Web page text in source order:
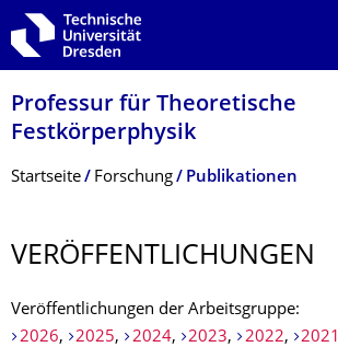
Zur Hauptnavigation springen
Zur Suche springen
Zum Inhalt springen
Professur für Theoretische
Festkörperphysik
Breadcrumb-Menü
Startseite Forschung Publikationen
VERÖFFENTLI­CHUNGEN
Veröffentlichungen der Arbeitsgruppe:
2026, 2025, 2024, 2023, 2022, 2021